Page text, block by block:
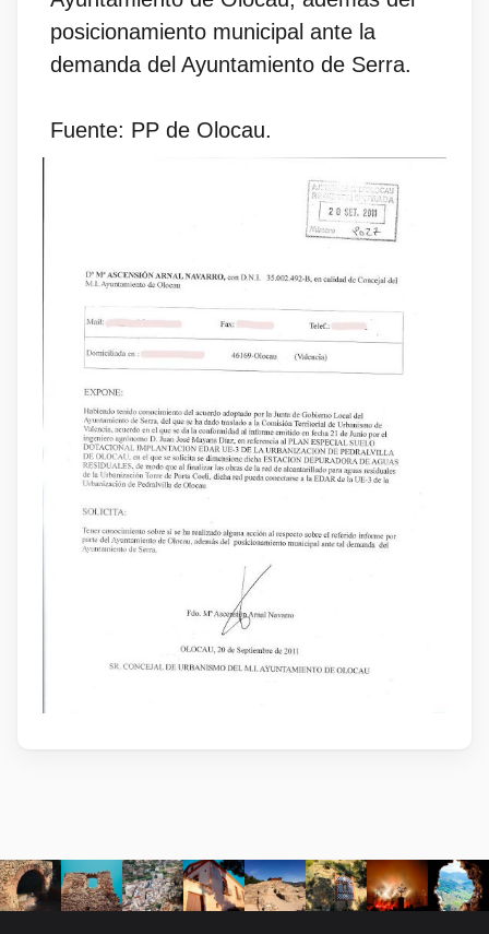
posicionamiento municipal ante la
demanda del Ayuntamiento de Serra.
Fuente: PP de Olocau.